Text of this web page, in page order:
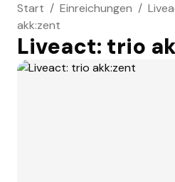
Start / Einreichungen /
akk:zent
Liveact: trio